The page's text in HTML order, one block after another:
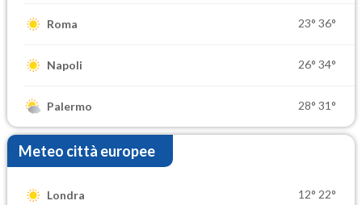
Roma 23° 36°
Napoli 26° 34°
Palermo 28° 31°
Meteo città europee
Londra 12° 22°